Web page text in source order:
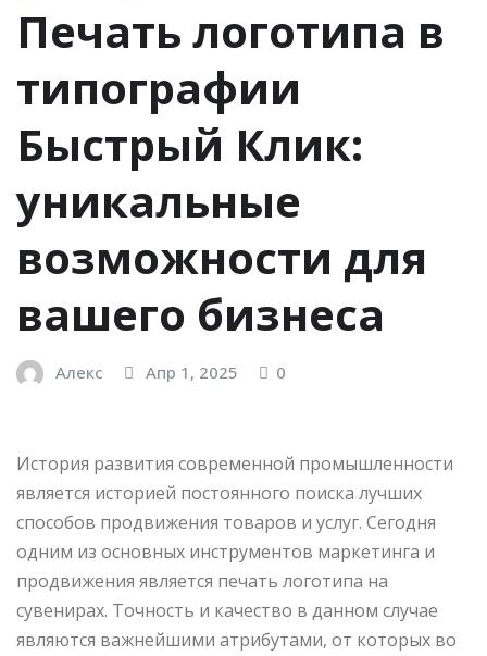
Печать логотипа в
типографии
Быстрый Клик:
уникальные
возможности для
вашего бизнеса
Алекс Апр 1, 2025 0
История развития современной промышленности
является историей постоянного поиска лучших
способов продвижения товаров и услуг. Сегодня
одним из основных инструментов маркетинга и
продвижения является печать логотипа на
сувенирах. Точность и качество в данном случае
являются важнейшими атрибутами, от которых во